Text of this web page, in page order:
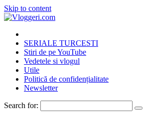
Skip to content
SERIALE TURCESTI
Stiri de pe YouTube
Vedetele si vlogul
Utile
Politică de confidențialitate
Newsletter
Search for: